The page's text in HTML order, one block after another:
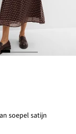
soepel satijn